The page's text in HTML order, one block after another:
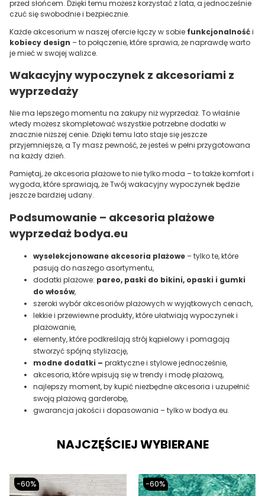
przed słońcem. Dzięki temu możesz korzystać z lata, a jednocześnie
czuć się swobodnie i bezpiecznie.
Każde akcesorium w naszej ofercie łączy w sobie funkcjonalnośći
kobiecy design – to połączenie, które sprawia, że naprawdę warto
je mieć w swojej walizce.
Wakacyjny wypoczynek z akcesoriami z
wyprzedaży
Nie ma lepszego momentu na zakupy niż wyprzedaż. To właśnie
wtedy możesz skompletować wszystkie potrzebne dodatki w
znacznie niższej cenie. Dzięki temu lato staje się jeszcze
przyjemniejsze, a Ty masz pewność, że jesteś w pełni przygotowana
na każdy dzień.
Pamiętaj, że akcesoria plażowe to nie tylko moda – to także komfort i
wygoda, które sprawiają, że Twój wakacyjny wypoczynek będzie
jeszcze bardziej udany.
Podsumowanie – akcesoria plażowe
wyprzedaż bodya.eu
wyselekcjonowane akcesoria plażowe – tylko te, które
pasują do naszego asortymentu,
dodatki plażowe: pareo, paski do bikini, opaski i gumki
do włosów,
szeroki wybór akcesoriów plażowych w wyjątkowych cenach,
lekkie i przewiewne produkty, które ułatwiają wypoczynek i
plażowanie,
elementy, które podkreślają strój kąpielowy i pomagają
stworzyć spójną stylizację,
modne dodatki – praktyczne i stylowe jednocześnie,
akcesoria, które wpisują się w trendy i modę plażową,
najlepszy moment, by kupić niezbędne akcesoria i uzupełnić
swoją plażową garderobę,
gwarancja jakości i dopasowania – tylko w bodya.eu.
NAJCZĘŚCIEJ WYBIERANE
-60% -60%